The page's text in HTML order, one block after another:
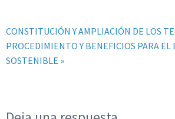
CONSTITUCIÓN Y AMPLIACIÓN DE LOS
PROCEDIMIENTO Y BENEFICIOS PARA EL
SOSTENIBLE »